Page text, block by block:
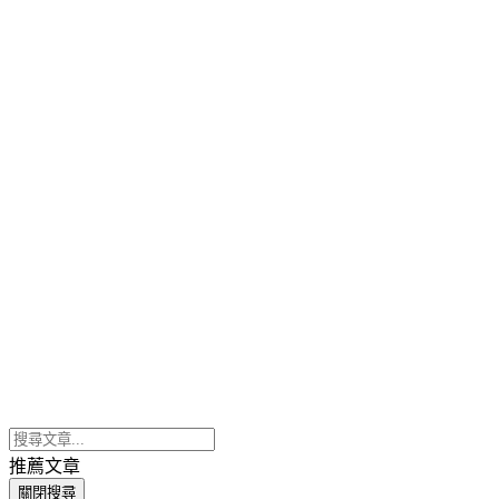
推薦文章
關閉搜尋